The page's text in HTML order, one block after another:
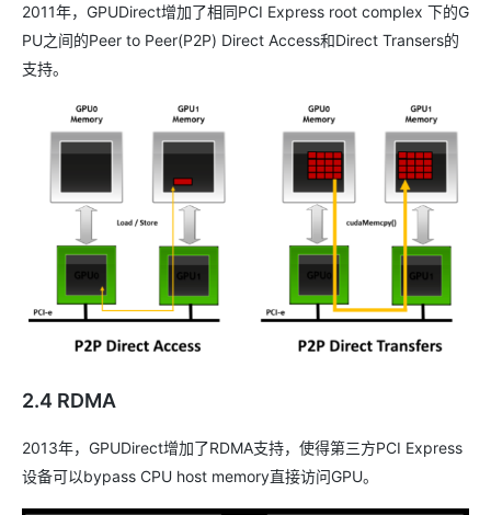
2011年，GPUDirect增加了相同PCI Express root complex 下的G
PU之间的Peer to Peer(P2P) Direct Access和Direct Transers的
支持。
2.4 RDMA
2013年，GPUDirect增加了RDMA支持，使得第三方PCI Express
设备可以bypass CPU host memory直接访问GPU。